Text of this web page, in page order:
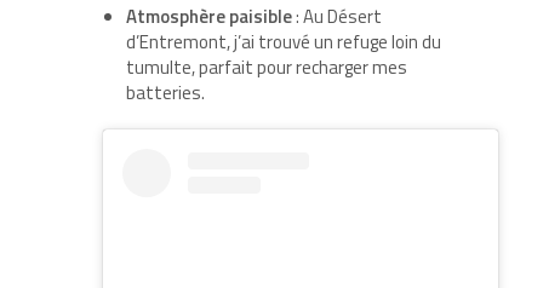
Atmosphère paisible: Au Désert
d’Entremont, j’ai trouvé un refuge loin du
tumulte, parfait pour recharger mes
batteries.